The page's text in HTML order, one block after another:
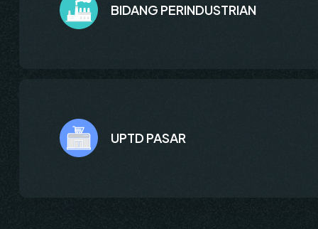
BIDANG PERINDUSTRIAN
UPTD PASAR